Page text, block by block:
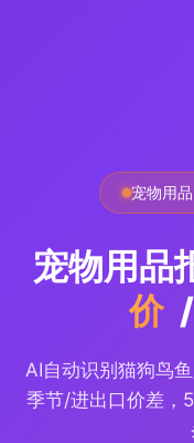
宠物用
宠物用品
价/
AI自动识别猫狗鸟
季节/进出口价差，